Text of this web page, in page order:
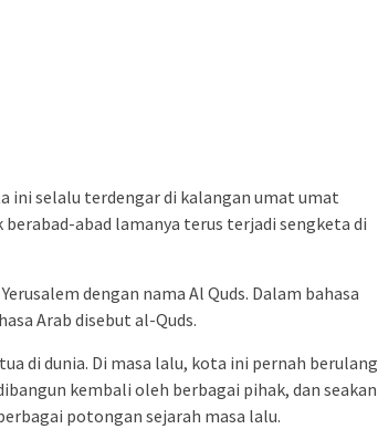
ini selalu terdengar di kalangan umat umat
berabad-abad lamanya terus terjadi sengketa di
dengan nama Al Quds. Dalam bahasa
Arab disebut al-Quds.
di dunia. Di masa lalu, kota ini pernah berulang
kembali oleh berbagai pihak, dan seakan
potongan sejarah masa lalu.